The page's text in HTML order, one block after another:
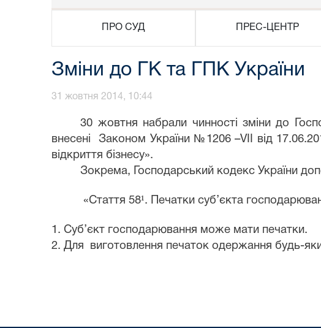
ПРО СУД ПРЕС-ЦЕНТР
Зміни до ГК та ГПК України
31 жовтня 2014, 10:44
30 жовтня набрали чинності зміни до
внесені Законом України №1206 –V ІІ від
відкриття бізнесу».
Зокрема, Господарський кодекс України
«Стаття 58¹. Печатки суб’єкта
1. Суб’єкт господарювання може мати печатки.
2. Для виготовлення печаток одержання будь-